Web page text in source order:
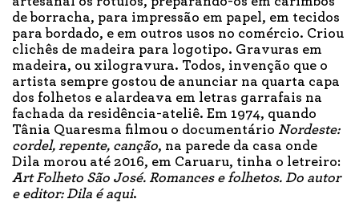
de borracha, para impressão em papel, em tecidos
para bordado, e em outros usos no comércio. Criou
clichês de madeira para logotipo. Gravuras em
madeira, ou xilogravura. Todos, invenção que o
artista sempre gostou de anunciar na quarta capa
dos folhetos e alardeava em letras garrafais na
fachada da residência-ateliê. Em 1974, quando
Tânia Quaresma filmou o documentário Nordeste:
cordel, repente, canção, na parede da casa onde
Dila morou até 2016, em Caruaru, tinha o letreiro:
Art Folheto São José. Romances e folhetos. Do autor
e editor: Dila é aqui.